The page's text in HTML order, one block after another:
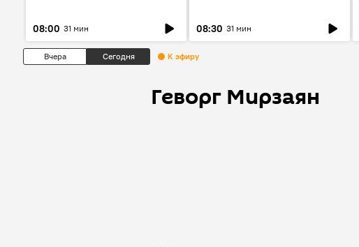
08:00 31 мин 08:30 31 мин
Вчера Сегодня К эфиру
Геворг Мирзаян